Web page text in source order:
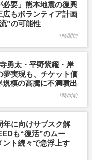
必要」熊本地震の復興
広もボランティア計画
”の可能性
1時間前
勇太・平野紫耀・岸
夢実現も、チケット価
模の高騰に不満噴出
1時間前
年に向けサブスク解
も“復活”のムー
ント続々で急浮上す